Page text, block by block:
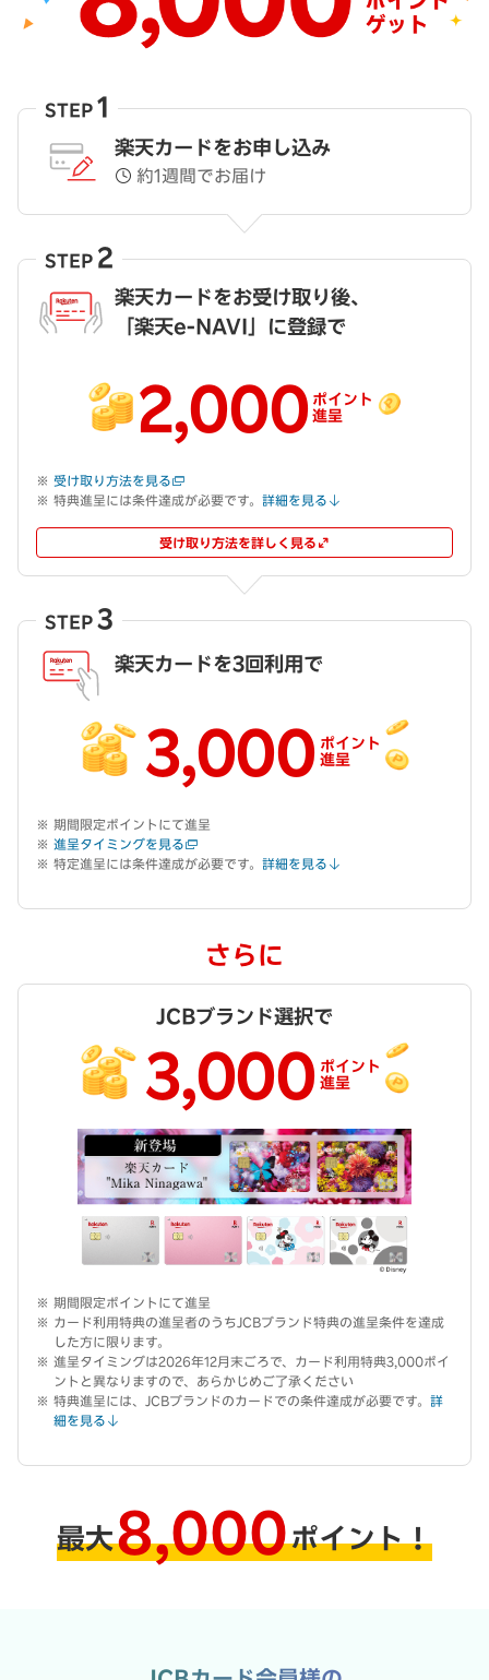
STEP 1
楽天カードをお申し込み
約1週間でお届け
STEP 2
楽天カードをお受け取り後、
「楽天e-NAVI」に登録で
2,000 ポイント
進呈
受け取り方法を見る
特典進呈には条件達成が必要です。 詳細を見る
受け取り方法を詳しく見る
STEP 3
楽天カードを3回利用で
3,000 ポイント
進呈
期間限定ポイントにて進呈
進呈タイミングを見る
特定進呈には条件達成が必要です。 詳細を見る
さらに
JCBブランド選択で
3,000 ポイント
進呈
期間限定ポイントにて進呈
カード利用特典の進呈者のうちJCBブランド特典の進呈条件を達成
した方に限ります。
進呈タイミングは2026年12月末ごろで、カード利用特典3,000ポイ
ントと異なりますので、あらかじめご了承ください
特典進呈には、JCBブランドのカードでの条件達成が必要です。 詳
細を見る
最大8,000ポイント！